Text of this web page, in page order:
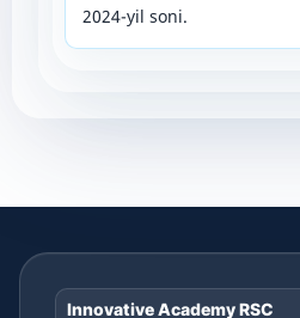
2024-yil soni.
Innovative Academy RSC